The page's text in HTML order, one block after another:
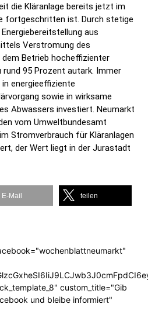
die Kläranlage bereits jetzt im
fortgeschritten ist. Durch stetige
aus
Verstromung des
Betrieb hocheffizienter
95 Prozent autark. Immer
energieeffiziente
sowie in wirksame
Abwassers investiert. Neumarkt
vom Umweltbundesamt
Stromverbrauch für Kläranlagen
der Wert liegt in der Jurastadt
E-Mail teilen
custom_title="Gib
und bleibe informiert"